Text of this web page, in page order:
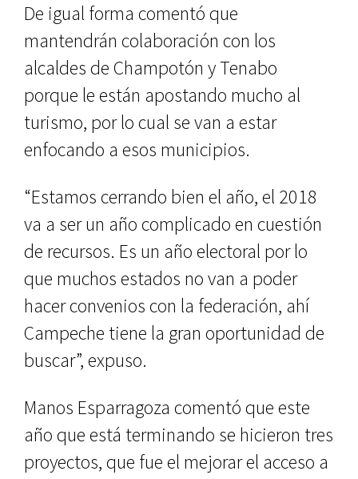
De igual forma comentó que
mantendrán colaboración con los
alcaldes de Champotón y Tenabo
porque le están apostando mucho al
turismo, por lo cual se van a estar
enfocando a esos municipios.
“Estamos cerrando bien el año, el 2018
va a ser un año complicado en cuestión
de recursos. Es un año electoral por lo
que muchos estados no van a poder
hacer convenios con la federación, ahí
Campeche tiene la gran oportunidad de
buscar”, expuso.
Manos Esparragoza comentó que este
año que está terminando se hicieron tres
proyectos, que fue el mejorar el acceso a